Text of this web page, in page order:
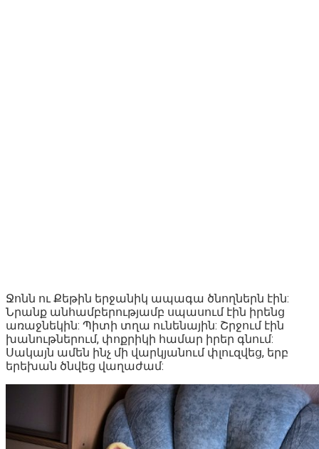
Ջոնն ու Քեթին երջանիկ ապագա ծնողներն էին:
Նրանք անհամբերությամբ սպասում էին իրենց
առաջնեկին: Պիտի տղա ունենային: Շրջում էին
խանութներում, փոքրիկի համար իրեր գնում:
Սակայն ամեն ինչ մի վարկյանում փլուզվեց, երբ
երեխան ծնվեց վաղաժամ: